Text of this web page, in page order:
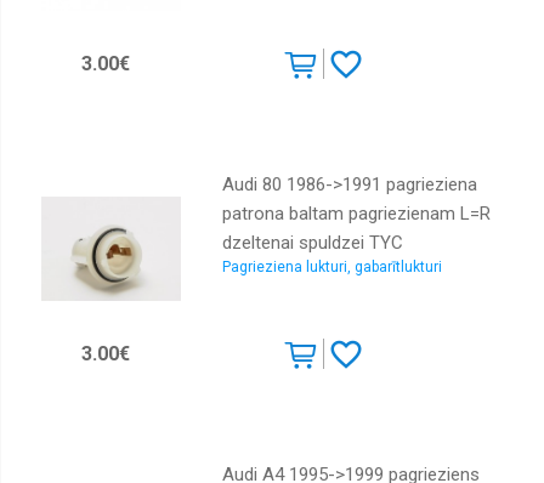
Tūninga3.00€
Audi 80 1986->1991 pagrieziena
patrona baltam pagriezienam L=R
dzeltenai spuldzei TYC
Pagrieziena lukturi, gabarītlukturi
3.00€
Audi A4 1995->1999 pagrieziens